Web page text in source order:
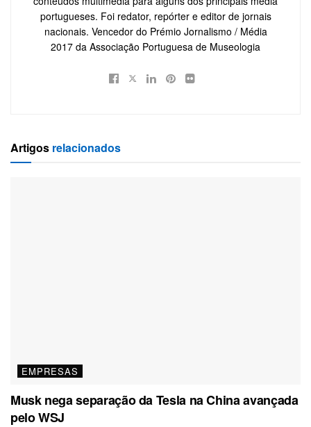
portugueses. Foi redator, repórter e editor de jornais
nacionais. Vencedor do Prémio Jornalismo / Média
2017 da Associação Portuguesa de Museologia
Artigos relacionados
EMPRESAS
Musk nega separação da Tesla na China avançada
pelo WSJ